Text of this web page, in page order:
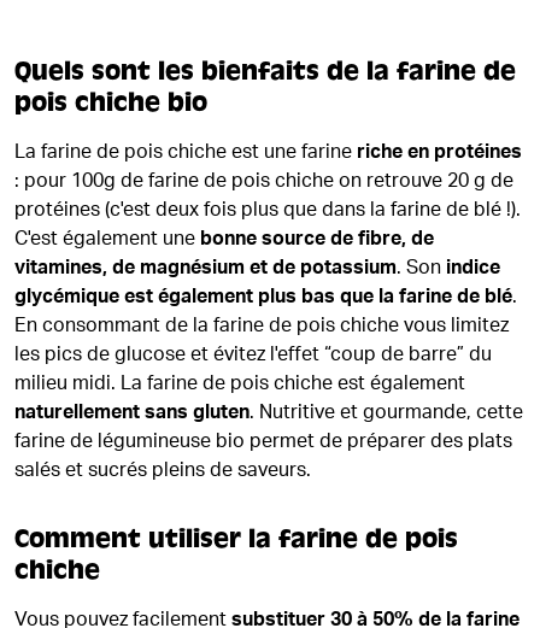
Quels sont les bienfaits de la farine de
pois chiche bio
La farine de pois chiche est une farine riche en protéines
: pour 100g de farine de pois chiche on retrouve 20 g de
protéines (c'est deux fois plus que dans la farine de blé !).
C'est également une bonne source de fibre, de
vitamines, de magnésium et de potassium. Son indice
glycémique est également plus bas que la farine de blé.
En consommant de la farine de pois chiche vous limitez
les pics de glucose et évitez l'effet “coup de barre” du
milieu midi. La farine de pois chiche est également
naturellement sans gluten. Nutritive et gourmande, cette
farine de légumineuse bio permet de préparer des plats
salés et sucrés pleins de saveurs.
Comment utiliser la farine de pois
chiche
Vous pouvez facilement substituer 30 à 50% de la farine